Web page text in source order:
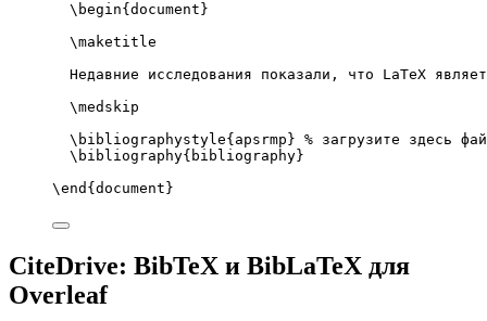
\begin{ document }
\maketitle
Недавние исследования показали, что LaTeX
\medskip
\bibliographystyle{apsrmp} % загрузите здесь
\bibliography{bibliography}
\end { document }
CiteDrive: BibTeX и BibLaTeX для
Overleaf